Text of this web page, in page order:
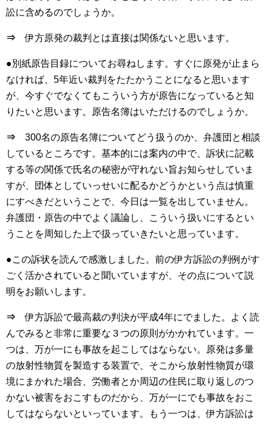
訟に含めるのでしょうか。
⇒伊方原発の裁判とは直接は関係ないと思います。
●別紙原告目録についてお尋ねします。すぐに原発が止まら
なければ、5年近い裁判をたたかうことになると思います
が、今すぐでなくてもこういう方が原告になっていると知
りたいと思います。原告名簿はいただけるのでしょうか。
⇒ 300名の原告名簿についてどう扱うのか、弁護団と相談
しているところです。基本的には案内の中で、訴状に記載
する等の関係で氏名の秘密が守れない旨お知らせしていま
すが、団体としていっせいに配るかどうかという点は慎重
にすべきだということで、今日は一覧を出していません。
弁護団・原告の中でよく議論し、こういう扱いにするとい
うことを周知した上で扱っていきたいと思っています。
●この訴状を読んで感激しました。前の伊方訴訟の判例がす
ごく活かされていると聞いていますが、その点について説
明をお願いします。
⇒伊方訴訟で最高裁の判決が平成4年にでました。よく読
んでみると非常に重要な３つの原則がかかれています。一
つは、万が一にも事故を起こしてはならない。原発は多量
の放射性物質を製造する装置で、そこから放射性物質が環
境にまかれた場合、労働者とか周辺の住民に取り返しのつ
かない被害をおこすものだから、万が一にでも事故をおこ
してはならないといっています。もう一つは、伊方訴訟は